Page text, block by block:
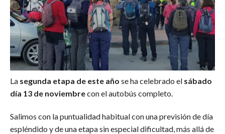
La segunda etapa de este año se ha celebrado el sábado
día 13 de noviembrecon el autobús completo.
Salimos con la puntualidad habitual con una previsión de día
espléndido y de una etapa sin especial dificultad, más allá de